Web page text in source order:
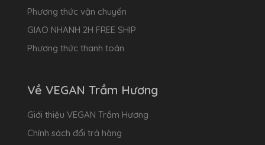
Phương thức vận chuyển
GIAO NHANH 2H FREE SHIP
Phương thức thanh toán
Về VEGAN Trầm Hương
Giới thiệu VEGAN Trầm Hương
Chính sách đổi trả hàng